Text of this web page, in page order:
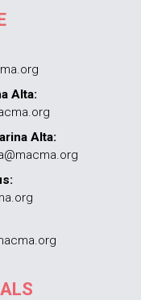
Alta:
Alta: